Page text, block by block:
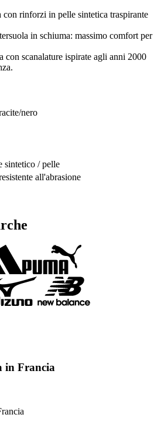
con rinforzi in pelle sintetica traspirante
in schiuma: massimo comfort per
con scanalature ispirate agli anni 2000
nero
sintetico / pelle
all'abrasione
in Francia